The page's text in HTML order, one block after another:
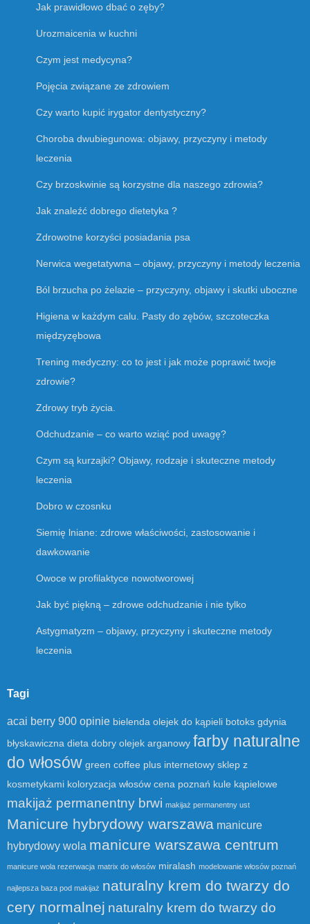
Jak prawidłowo dbać o zęby?
Urozmaicenia w kuchni
Czym jest medycyna?
Pojęcia związane ze zdrowiem
Czy warto kupić irygator dentystyczny?
Choroba dwubiegunowa: objawy, przyczyny i metody
leczenia
Czy brzoskwinie są korzystne dla naszego zdrowia?
Jak znaleźć dobrego dietetyka ?
Zdrowotne korzyści posiadania psa
Nerwica wegetatywna – objawy, przyczyny i metody leczenia
Ból brzucha po żelazie – przyczyny, objawy i skutki uboczne
Higiena w każdym calu. Pasty do zębów, szczoteczka
międzyzębowa
Trening medyczny: co to jest i jak może poprawić twoje
zdrowie?
Zdrowy tryb życia.
Odchudzanie – co warto wziąć pod uwagę?
Czym są kurzajki? Objawy, rodzaje i skuteczne metody
leczenia
Dobro w czosnku
Siemię lniane: zdrowe właściwości, zastosowanie i
dawkowanie
Owoce w profilaktyce nowotworowej
Jak być piękną – zdrowe odchudzanie i nie tylko
Astygmatyzm – objawy, przyczyny i skuteczne metody
leczenia
Tagi
acai berry 900 opinie bielenda olejek do kąpieli botoks gdynia
błyskawiczna dieta dobry olejek arganowy farby naturalne
do włosów green coffee plus internetowy sklep z
kosmetykami koloryzacja włosów cena poznań kule kąpielowe
makijaż permanentny brwi makijaż permanentny ust
Manicure hybrydowy warszawa manicure
hybrydowy wola manicure warszawa centrum
manicure wola rezerwacja matrix do włosów miralash modelowanie włosów poznań
najlepsza baza pod makijaż naturalny krem do twarzy do
cery normalnej naturalny krem do twarzy do